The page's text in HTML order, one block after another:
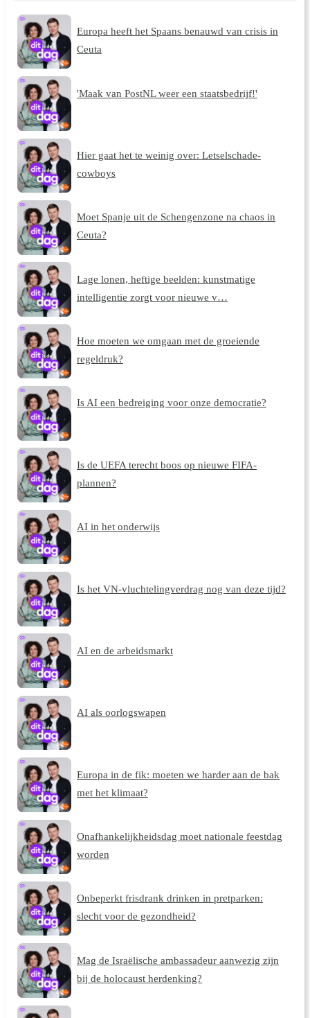
Europa heeft het Spaans benauwd van crisis in
Ceuta
'Maak van PostNL weer een staatsbedrijf!'
Hier gaat het te weinig over: Letselschade-
cowboys
Moet Spanje uit de Schengenzone na chaos in
Ceuta?
Lage lonen, heftige beelden: kunstmatige
intelligentie zorgt voor nieuwe v…
Hoe moeten we omgaan met de groeiende
regeldruk?
Is AI een bedreiging voor onze democratie?
Is de UEFA terecht boos op nieuwe FIFA-
plannen?
AI in het onderwijs
Is het VN-vluchtelingverdrag nog van deze tijd?
AI en de arbeidsmarkt
AI als oorlogswapen
Europa in de fik: moeten we harder aan de bak
met het klimaat?
Onafhankelijkheidsdag moet nationale feestdag
worden
Onbeperkt frisdrank drinken in pretparken:
slecht voor de gezondheid?
Mag de Israëlische ambassadeur aanwezig zijn
bij de holocaust herdenking?